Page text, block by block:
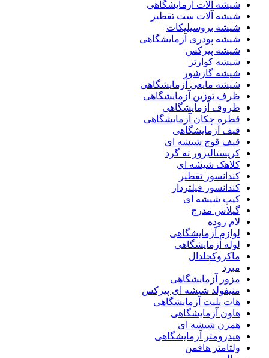
شیشه آلات آزمایشگاهی
شیشه آلات ست تقطیر
شیشه بروسیلیکات
شیشه پودری آزمایشگاهی
شیشه پیرکس
شیشه کوارتز
شیشه گازشور
شیشه مایعی آزمایشگاهی
ظرف توزین آزمایشگاهی
ظروف آزمایشگاهی
قطره چکان آزمایشگاهی
قیف آزمایشگاهی
قیف قوچ شیشه ای
کریستالیزور ته گرد
کلاهک شیشه ای
کندانسور تقطیر
کندانسور فیلتردار
کیپ شیشه ای
گیلاس مدرج
لام روده
لوازم آزمایشگاهی
لوله آزمایشگاهی
ماکروکجلدال
مبرد
مزور آزمایشگاهی
منیفولد شیشه ای پیرکس
هات پلیت آزمایشگاهی
هاون آزمایشگاهی
همزن شیشه ای
هیدرومتر آزمایشگاهی
ولتامتر هافمن